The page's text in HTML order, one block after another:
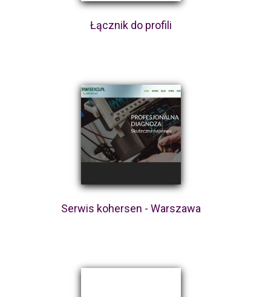
Łącznik do profili
Serwis kohersen - Warszawa